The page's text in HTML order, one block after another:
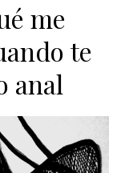
me
te
anal